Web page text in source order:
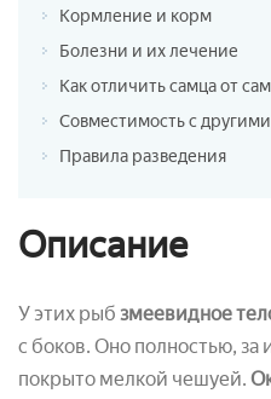
Кормление и корм
Болезни и их лечение
Как отличить самца от
Совместимость с
Правила разведения
Описание
У этих рыб змеевидное
с боков. Оно полностью,
покрыто мелкой чешуей.